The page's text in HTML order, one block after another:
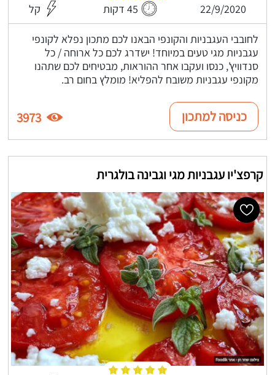
22/9/2020 45 דקות קל
לחובבי העגבניות והקונפי הבאנו לכם מתכון נפלא לקונפי
עגבניות מגי טעים במיוחד! ישדרג לכם כל ארוחה / כל
סנדוויץ', כנסו ועקבו אחר ההוראות, מבטיחים לכם שתהנו
מקונפי עגבניות משובח להפליא! מומלץ בחום רב.
כניסה למתכון 3973
קרפצ'יו עגבניות מגי וגבינה בולגרית